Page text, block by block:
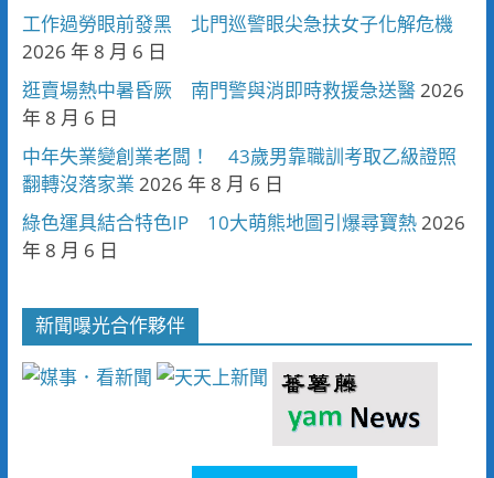
工作過勞眼前發黑 北門巡警眼尖急扶女子化解危機
2026 年 8 月 6 日
逛賣場熱中暑昏厥 南門警與消即時救援急送醫2026
年 8 月 6 日
中年失業變創業老闆！ 43歲男靠職訓考取乙級證照
翻轉沒落家業 2026 年 8 月 6 日
綠色運具結合特色IP 10大萌熊地圖引爆尋寶熱2026
年 8 月 6 日
新聞曝光合作夥伴